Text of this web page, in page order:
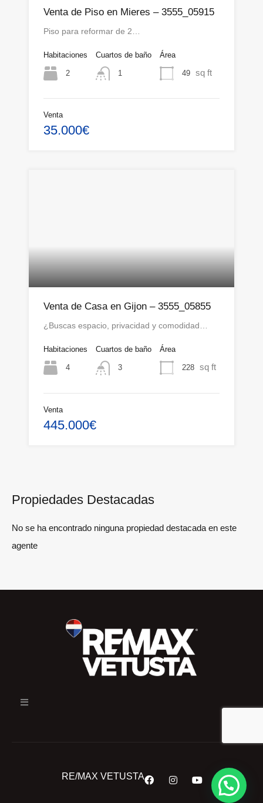
Venta de Piso en Mieres – 3555_05915
Piso para reformar de 2…
Habitaciones
2
Cuartos de baño
1
Área
49 sq ft
Venta
35.000€
Venta de Casa en Gijon – 3555_05855
¿Buscas espacio, privacidad y comodidad…
Habitaciones
4
Cuartos de baño
3
Área
228 sq ft
Venta
445.000€
Propiedades Destacadas
No se ha encontrado ninguna propiedad destacada en este
agente
RE/MAX VETUSTA